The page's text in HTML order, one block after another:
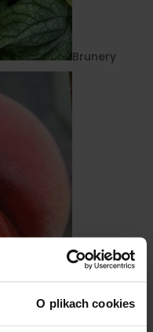
O plikach cookies
Brunery